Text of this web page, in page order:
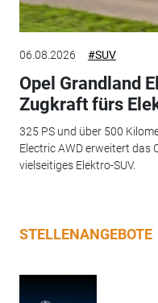
06.08.2026 #SUV
Opel Grandland
Zugkraft fürs
325 PS und über 500
Electric AWD erweitert das
vielseitiges Elektro-SUV.
STELLENANGEBOTE